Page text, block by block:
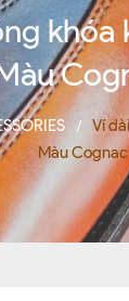
khóa
/
Ví
Màu Cognac